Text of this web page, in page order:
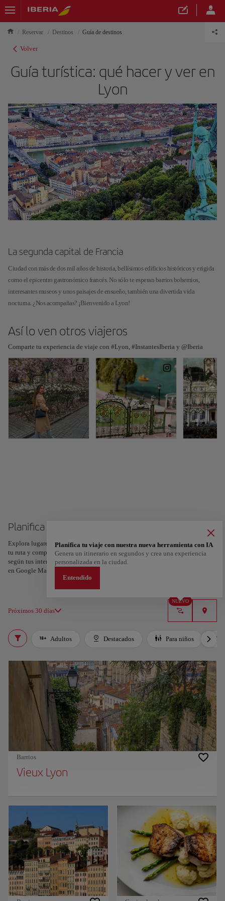
Reservar Destinos Guía de destinos
Volver
Guía turística: qué hacer y ver en
Lyon
La segunda capital de Francia
Ciudad con más de dos mil años de historia, bellísimos edificios históricos y erigida
como el epicentro gastronómico francés. No sólo te esperan barrios bohemios,
interesantes museos y unos paisajes de ensueño, también una divertida vida
nocturna. ¿Nos acompañas? ¡Bienvenido a Lyon!
Así lo ven otros viajeros
Comparte tu experiencia de viaje con #Lyon, #InstantesIberia y @Iberia
Planifica tu viaje a Lyon
Explora lugares, experiencias y marca con el corazón tus favoritos para crear
tu ruta y compartirla. ¿Quieres más ideas? Obtén un itinerario personalizado
según tus intereses y la duración de tu viaje: en sólo dos pasos y descargable
en Google Maps.
Próximos 30 días
NUEVO
Planifica tu viaje con nuestra nueva herramienta con IA
Genera un itinerario en segundos y crea una experiencia
personalizada en la ciudad.
Entendido
Adultos Destacados Para niños
Barrios
Vieux Lyon